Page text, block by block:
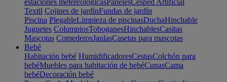
estaciones metereológicasPanelesCesped Artificial
Textil Cojines de jardínFundas de jardín
Piscina PlegableLimpieza de piscinasDuchaHinchable
Juguetes ColumpiosToboganesHinchablesCasitas
Mascotas ComederosJaulasCasetas para mascotas
Bebé
Habitación bebé HumidificadoresCestasColchón para
bebéMuebles para habitación de bebéCunasCama
bebéDecoración bebé